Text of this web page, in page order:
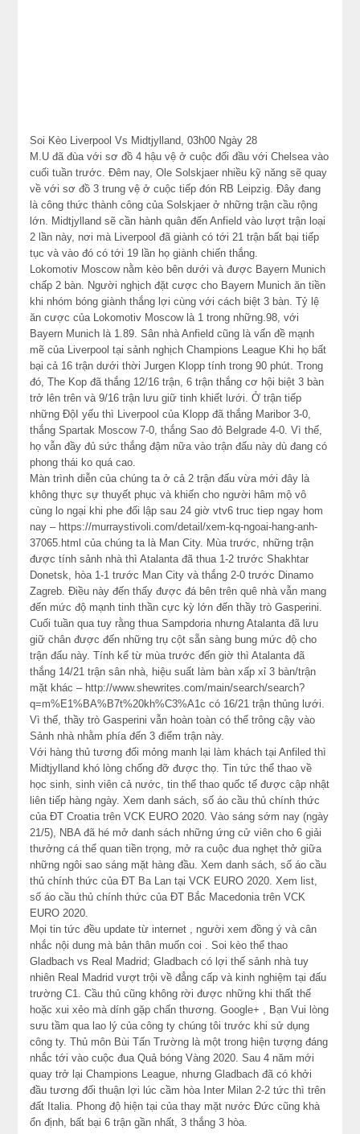
Soi Kèo Liverpool Vs Midtjylland, 03h00 Ngày 28
M.U đã đùa với sơ đồ 4 hậu vệ ở cuộc đối đầu với Chelsea vào
cuối tuần trước. Đêm nay, Ole Solskjaer nhiều kỹ năng sẽ quay
về với sơ đồ 3 trung vệ ở cuộc tiếp đón RB Leipzig. Đây đang
là công thức thành công của Solskjaer ở những trận cầu rộng
lớn. Midtjylland sẽ cần hành quân đến Anfield vào lượt trận loại
2 lần này, nơi mà Liverpool đã giành có tới 21 trận bất bại tiếp
tục và vào đó có tới 19 lần họ giành chiến thắng.
Lokomotiv Moscow nằm kèo bên dưới và được Bayern Munich
chấp 2 bàn. Người nghịch đặt cược cho Bayern Munich ăn tiền
khi nhóm bóng giành thắng lợi cùng với cách biệt 3 bàn. Tỷ lệ
ăn cược của Lokomotiv Moscow là 1 trong những.98, với
Bayern Munich là 1.89. Sân nhà Anfield cũng là vấn đề mạnh
mẽ của Liverpool tại sảnh nghịch Champions League Khi họ bất
bại cả 16 trận dưới thời Jurgen Klopp tính trong 90 phút. Trong
đó, The Kop đã thắng 12/16 trận, 6 trận thắng cơ hội biệt 3 bàn
trở lên trên và 9/16 trận lưu giữ tinh khiết lưới. Ở trận tiếp
những ĐộI yếu thì Liverpool của Klopp đã thắng Maribor 3-0,
thắng Spartak Moscow 7-0, thắng Sao đỏ Belgrade 4-0. Vì thế,
họ vẫn đầy đủ sức thắng đậm nữa vào trận đấu này dù đang có
phong thái ko quá cao.
Màn trình diễn của chúng ta ở cả 2 trận đấu vừa mới đây là
không thực sự thuyết phục và khiến cho người hâm mộ vô
cùng lo ngại khi phe đối lập sau 24 giờ vtv6 truc tiep ngay hom
nay – https://murraystivoli.com/detail/xem-kq-ngoai-hang-anh-
37065.html của chúng ta là Man City. Mùa trước, những trận
được tính sảnh nhà thì Atalanta đã thua 1-2 trước Shakhtar
Donetsk, hòa 1-1 trước Man City và thắng 2-0 trước Dinamo
Zagreb. Điều này đến thấy được đá bên trên quê nhà vẫn mang
đến mức độ mạnh tinh thần cực kỳ lớn đến thầy trò Gasperini.
Cuối tuần qua tuy rằng thua Sampdoria nhưng Atalanta đã lưu
giữ chân được đến những trụ cột sẵn sàng bung mức độ cho
trận đấu này. Tính kể từ mùa trước đến giờ thì Atalanta đã
thắng 14/21 trận sân nhà, hiệu suất làm bàn xấp xỉ 3 bàn/trận
mặt khác – http://www.shewrites.com/main/search/search?
q=m%E1%BA%B7t%20kh%C3%A1c có 16/21 trận thủng lưới.
Vì thế, thầy trò Gasperini vẫn hoàn toàn có thể trông cậy vào
Sảnh nhà nhằm phía đến 3 điểm trận này.
Với hàng thủ tương đối mỏng manh lại làm khách tại Anfiled thì
Midtjylland khó lòng chống đỡ được thọ. Tin tức thể thao về
học sinh, sinh viên cả nước, tin thể thao quốc tế được cập nhật
liên tiếp hàng ngày. Xem danh sách, số áo cầu thủ chính thức
của ĐT Croatia trên VCK EURO 2020. Vào sáng sớm nay (ngày
21/5), NBA đã hé mở danh sách những ứng cử viên cho 6 giải
thưởng cá thể quan tiền trọng, mở ra cuộc đua nghẹt thở giữa
những ngôi sao sáng mặt hàng đầu. Xem danh sách, số áo cầu
thủ chính thức của ĐT Ba Lan tại VCK EURO 2020. Xem list,
số áo cầu thủ chính thức của ĐT Bắc Macedonia trên VCK
EURO 2020.
Mọi tin tức đều update từ internet , người xem đồng ý và cân
nhắc nội dung mà bản thân muốn coi . Soi kèo thể thao
Gladbach vs Real Madrid; Gladbach có lợi thế sảnh nhà tuy
nhiên Real Madrid vượt trội về đẳng cấp và kinh nghiệm tại đấu
trường C1. Cầu thủ cũng không rời được những khi thất thế
hoặc xui xẻo mà dính gặp chấn thương. Google+ , Bạn Vui lòng
sưu tầm qua lao lý của công ty chúng tôi trước khi sử dụng
công ty. Thủ môn Bùi Tấn Trường là một trong hiện tượng đáng
nhắc tới vào cuộc đua Quả bóng Vàng 2020. Sau 4 năm mới
quay trở lại Champions League, nhưng Gladbach đã có khởi
đầu tương đối thuận lợi lúc cầm hòa Inter Milan 2-2 tức thì trên
đất Italia. Phong độ hiện tại của thay mặt nước Đức cũng khà
ổn định, bất bại 6 trận gần nhất, 3 thắng 3 hòa.